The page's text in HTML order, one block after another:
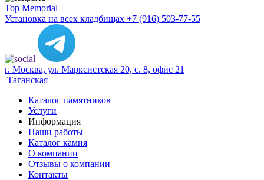
Top Memorial
Установка на всех кладбищах +7 (916) 503-77-55
г. Москва, ул. Марксистская 20, с. 8, офис 21
Таганская
Каталог памятников
Услуги
Информация
Наши работы
Каталог камня
О компании
Отзывы о компании
Контакты